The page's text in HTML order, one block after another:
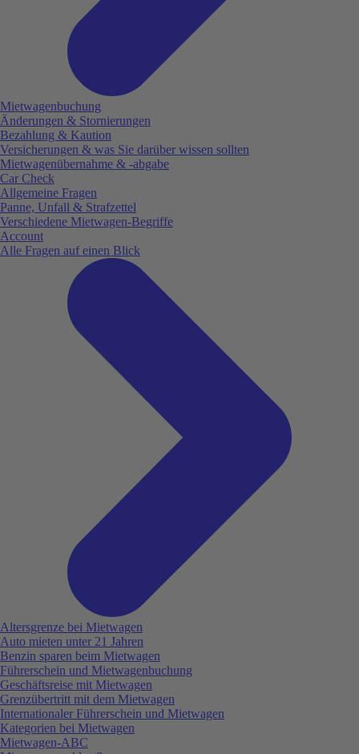
Mietwagenbuchung
Änderungen & Stornierungen
Bezahlung & Kaution
Versicherungen & was Sie darüber wissen sollten
Mietwagenübernahme & -abgabe
Car Check
Allgemeine Fragen
Panne, Unfall & Strafzettel
Verschiedene Mietwagen-Begriffe
Account
Alle Fragen auf einen Blick
Altersgrenze bei Mietwagen
Auto mieten unter 21 Jahren
Benzin sparen beim Mietwagen
Führerschein und Mietwagenbuchung
Geschäftsreise mit Mietwagen
Grenzübertritt mit dem Mietwagen
Internationaler Führerschein und Mietwagen
Kategorien bei Mietwagen
Mietwagen-ABC